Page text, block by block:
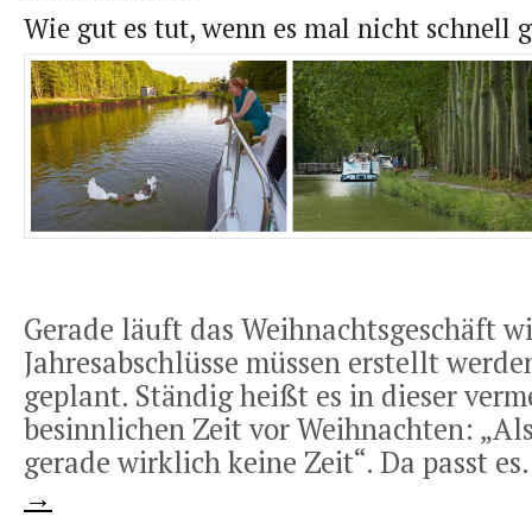
Wie gut es tut, wenn es mal nicht schnell
Gerade läuft das Weihnachtsgeschäft
Jahresabschlüsse müssen erstellt
geplant. Ständig heißt es in dieser
besinnlichen Zeit vor Weihnachten:
gerade wirklich keine Zeit“. Da passt
→